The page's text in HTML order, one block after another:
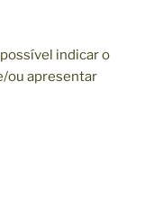
indicar o
ou apresentar